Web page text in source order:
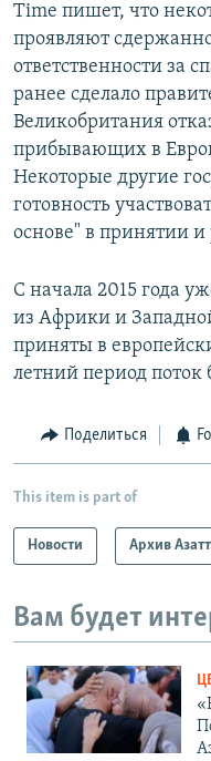
Time пишет, что
проявляют
ответственности за
ранее сделало
Великобритания
прибывающих в
Некоторые другие
готовность
основе" в принятии
С начала 2015 года
из Африки и
приняты в
летний период поток
Поделиться
This item is part of
Новости Архив
Вам будет